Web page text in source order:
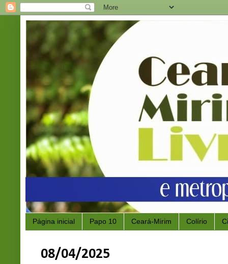
Página inicial Papo 10 Ceará-Mirim Colírio
08/04/2025